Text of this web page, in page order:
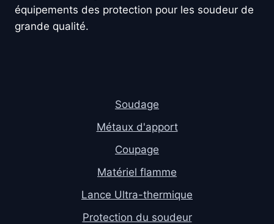
équipements des protection pour les soudeur de
grande qualité.
Soudage
Métaux d'apport
Coupage
Matériel flamme
Lance Ultra-thermique
Protection du soudeur